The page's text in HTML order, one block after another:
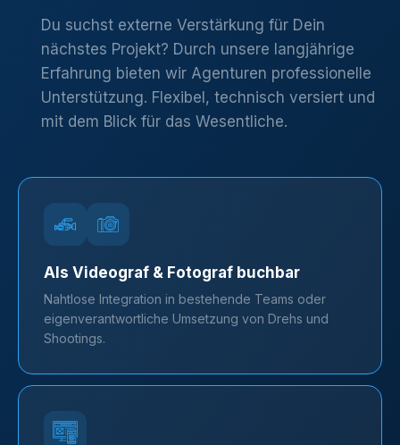
Du suchst externe Verstärkung für Dein
nächstes Projekt? Durch unsere langjährige
Erfahrung bieten wir Agenturen professionelle
Unterstützung. Flexibel, technisch versiert und
mit dem Blick für das Wesentliche.
Als Videograf & Fotograf buchbar
Nahtlose Integration in bestehende Teams oder
eigenverantwortliche Umsetzung von Drehs und
Shootings.